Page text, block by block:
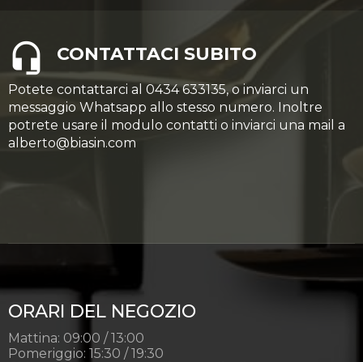
CONTATTACI SUBITO
Potete contattarci al 0434 633135, o inviarci un
messaggio Whatsapp allo stesso numero. Inoltre
potrete usare il modulo contatti o inviarci una mail a
alberto@biasin.com
ORARI DEL NEGOZIO
Mattina: 09:00 / 13:00
Pomeriggio: 15:30 / 19:30